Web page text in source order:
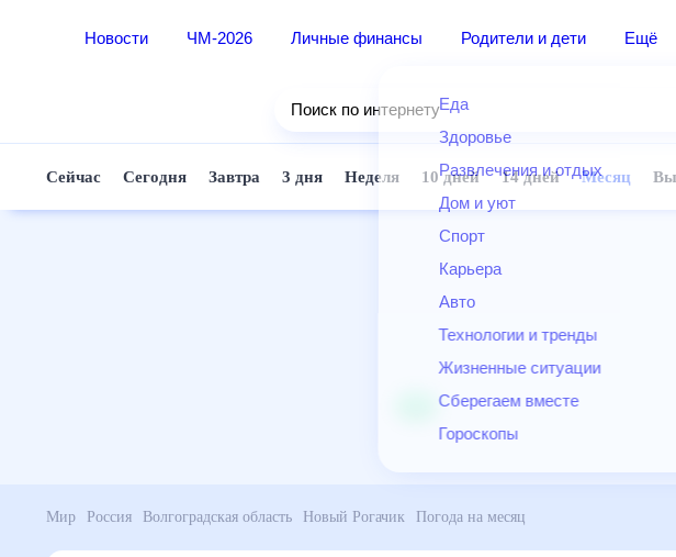
Новости ЧМ-2026 Личные финансы Родители и дети Ещё
Еда
Здоровье
Развлечения и отдых
Дом и уют
Спорт
Карьера
Авто
Технологии и тренды
Жизненные ситуации
Сберегаем вместе
Гороскопы
Поиск по интернету
Сейчас Сегодня Завтра 3 дня Неделя 10 дней 14 дней Месяц
Мир Россия Волгоградская область Новый Рогачик Погода на месяц